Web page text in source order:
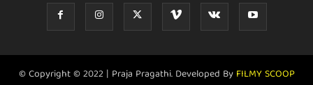
© Copyright © 2022 | Praja Pragathi. Developed By FILMY SCOOP